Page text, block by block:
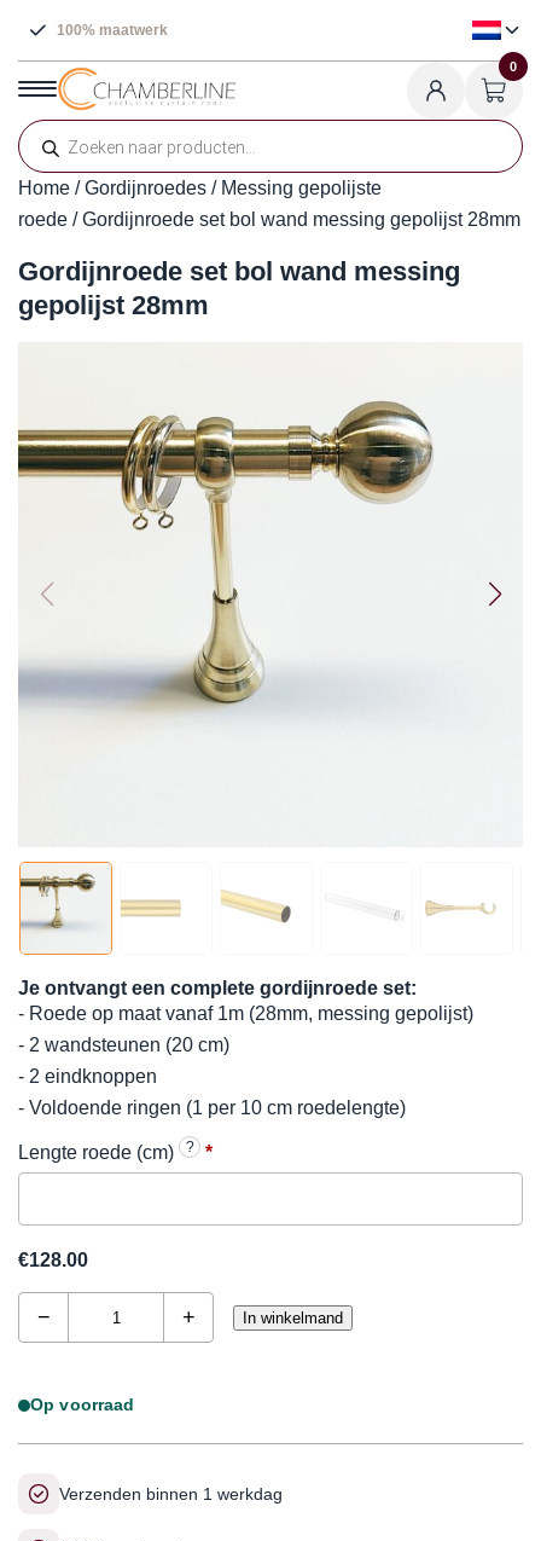
100% maatwerk
Producten
zoeken
0
Home /Gordijnroedes / Messing gepolijste
roede / Gordijnroede set bol wand messing gepolijst 28mm
Gordijnroede set bol wand messing
gepolijst 28mm
Je ontvangt een complete gordijnroede set:
- Roede op maat vanaf 1m (28mm, messing gepolijst)
- 2 wandsteunen (20 cm)
- 2 eindknoppen
- Voldoende ringen (1 per 10 cm roedelengte)
Lengte roede (cm) ? *
€128.00
−
Gordijnroede
bol
gepolijst
28mm
+ In winkelmand
Op voorraad
Verzenden binnen 1 werkdag